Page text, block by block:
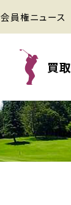
会員権ニュース
買